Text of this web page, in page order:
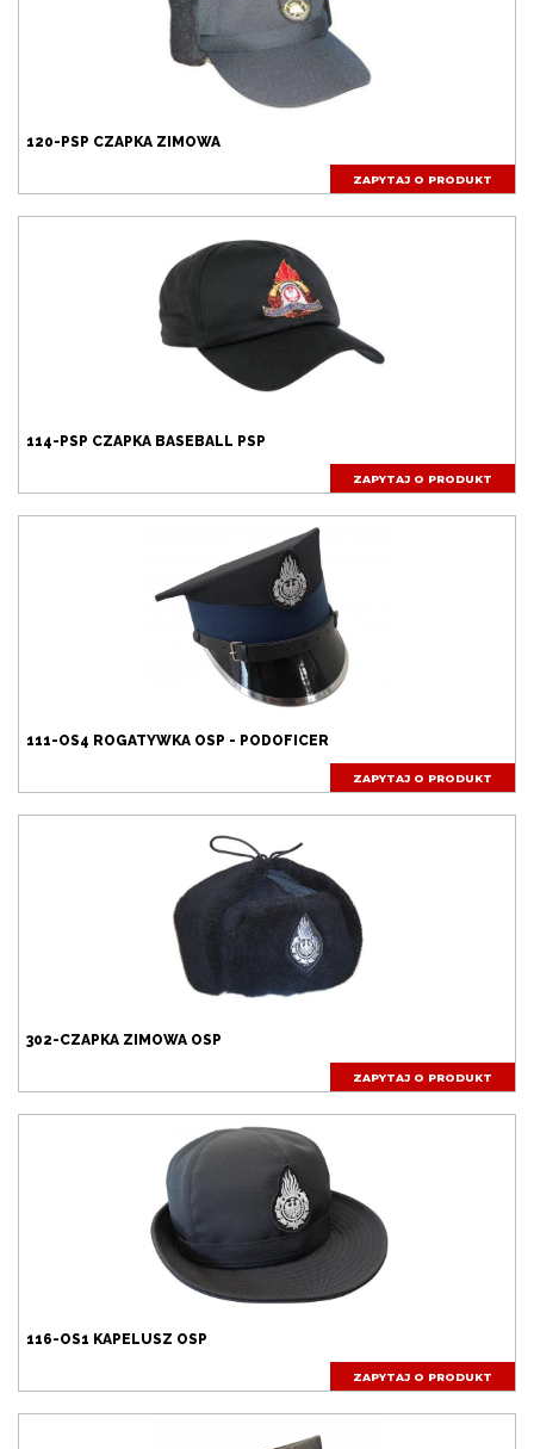
120-PSP CZAPKA ZIMOWA
ZAPYTAJ O PRODUKT
114-PSP CZAPKA BASEBALL PSP
ZAPYTAJ O PRODUKT
111-OS4 ROGATYWKA OSP - PODOFICER
ZAPYTAJ O PRODUKT
302-CZAPKA ZIMOWA OSP
ZAPYTAJ O PRODUKT
116-OS1 KAPELUSZ OSP
ZAPYTAJ O PRODUKT